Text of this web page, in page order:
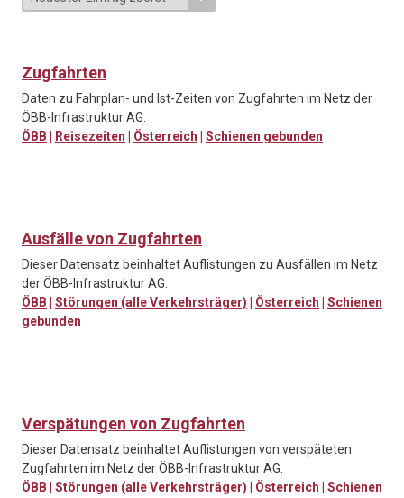
Zugfahrten
Daten zu Fahrplan- und Ist-Zeiten von Zugfahrten im Netz der
ÖBB-Infrastruktur AG.
ÖBB
Reisezeiten Österreich Schienen gebunden
Ausfälle von Zugfahrten
Dieser Datensatz beinhaltet Auflistungen zu Ausfällen im Netz
der ÖBB-Infrastruktur AG.
ÖBB
Störungen (alle Verkehrsträger) Österreich
Schienen
gebunden
Verspätungen von Zugfahrten
Dieser Datensatz beinhaltet Auflistungen von verspäteten
Zugfahrten im Netz der ÖBB-Infrastruktur AG.
ÖBB
Störungen (alle Verkehrsträger) Österreich
Schienen